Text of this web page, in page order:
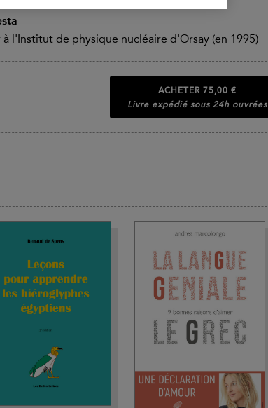
à l'Institut de physique nucléaire d'Orsay (en 1995)
ACHETER 75,00 €
Livre expédié sous 24h ouvrées